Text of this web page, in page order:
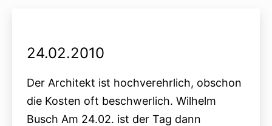
24.02.2010
Der Architekt ist hochverehrlich, obschon
die Kosten oft beschwerlich. Wilhelm
Busch Am 24.02. ist der Tag dann